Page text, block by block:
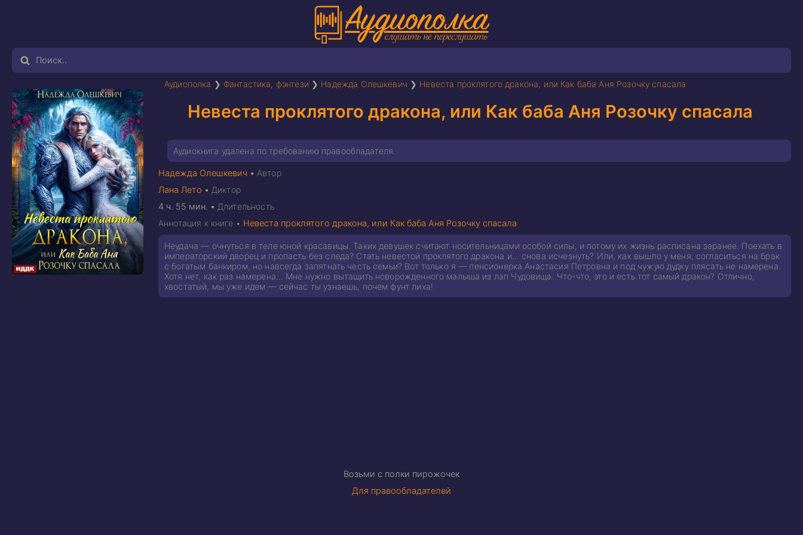
Аудиополка ❯ Фантастика, фэнтези ❯ Надежда Олешкевич ❯ Невеста проклятого дракона, или Как баба Аня Розочку спасала
Невеста проклятого дракона, или Как баба Аня Розочку спасала
Аудиокнига удалена по требованию правообладателя.
Надежда Олешкевич • Автор
Лана Лето • Диктор
4 ч. 55 мин. • Длительность
Аннотация к книге • Невеста проклятого дракона, или Как баба Аня Розочку спасала
Неудача — очнуться в теле юной красавицы. Таких девушек считают носительницами особой силы, и потому их жизнь расписана заранее. Поехать в
императорский дворец и пропасть без следа? Стать невестой проклятого дракона и… снова исчезнуть? Или, как вышло у меня, согласиться на брак
с богатым банкиром, но навсегда запятнать честь семьи? Вот только я — пенсионерка Анастасия Петровна и под чужую дудку плясать не намерена.
Хотя нет, как раз намерена… Мне нужно вытащить новорожденного малыша из лап Чудовища. Что-что, это и есть тот самый дракон? Отлично,
хвостатый, мы уже идем — сейчас ты узнаешь, почем фунт лиха!
Возьми с полки пирожочек
Для правообладателей